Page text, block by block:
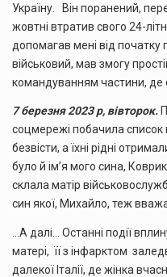
Україну. Він поранений,
жовтні втратив свого 24-
допомагав мені від початку
військовий, мав змогу
командуванням частини, де
7 березня 2023 р, вівторок.
соцмережі побачила список
безвісти, а їхні рідні
було й ім’я мого сина,
склала матір
син якої, Михайло, теж
…А далі… Останні події
матері, її з інфарктом
далекої Італії, де жінка